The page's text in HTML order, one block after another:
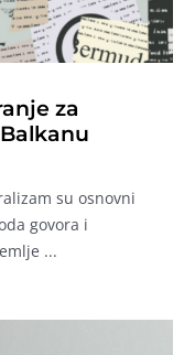
za
su osnovni
govora i
...